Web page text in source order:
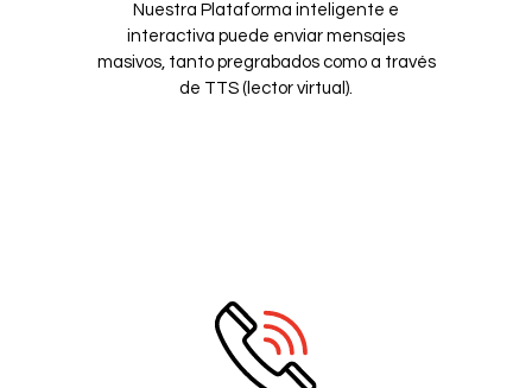
Nuestra Plataforma inteligente e
interactiva puede enviar mensajes
masivos, tanto pregrabados como a través
de TTS (lector virtual).